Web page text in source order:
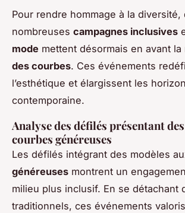
Pour rendre hommage à la diversité,
nombreuses campagnes inclusives
mode mettent désormais en avant la
des courbes. Ces événements
l’esthétique et élargissent les
contemporaine.
Analyse des défilés présentant
courbes généreuses
Les défilés intégrant des modèles
généreuses montrent un
milieu plus inclusif. En se détachant
traditionnels, ces événements